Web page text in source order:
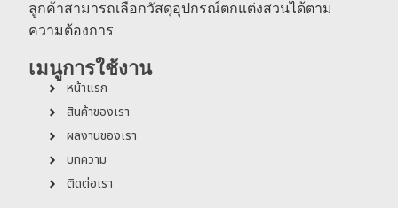
ลูกค้าสามารถเลือกวัสดุอุปกรณ์ตกแต่งสวนได้ตาม
ความต้องการ
เมนูการใช้งาน
หน้าแรก
สินค้าของเรา
ผลงานของเรา
บทความ
ติดต่อเรา